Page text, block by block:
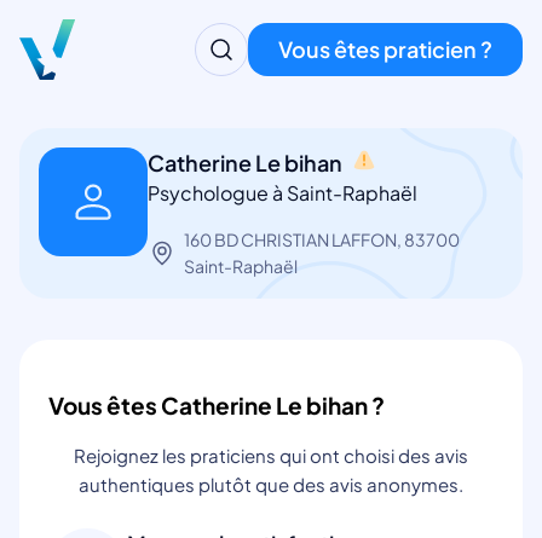
Vous êtes praticien ?
Catherine Le bihan
Psychologue à Saint-Raphaël
160 BD CHRISTIAN LAFFON, 83700
Saint-Raphaël
Vous êtes Catherine Le bihan ?
Rejoignez les praticiens qui ont choisi des avis
authentiques plutôt que des avis anonymes.